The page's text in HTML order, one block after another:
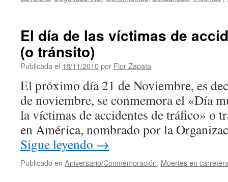
El día de las víctimas de
(o tránsito)
Publicada el 18/11/2010por Flor Zapata
El próximo día 21 de Noviembre, es
de noviembre, se conmemora el «Día
la víctimas de accidentes de tráfico» o
en América, nombrado por la
Sigue leyendo →
Publicado en Aniversario/Conmemoración, Muertes en